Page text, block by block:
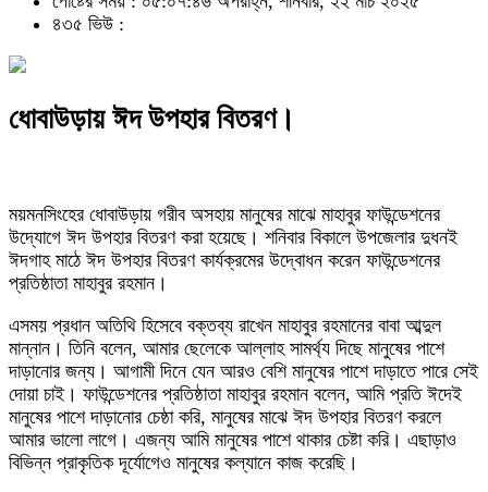
৪৩৫ ভিউ :
ধোবাউড়ায় ঈদ উপহার বিতরণ।
ময়মনসিংহের ধোবাউড়ায় গরীব অসহায় মানুষের মাঝে মাহাবুর ফাউন্ডেশনের
উদ্যোগে ঈদ উপহার বিতরণ করা হয়েছে। শনিবার বিকালে উপজেলার দুধনই
ঈদগাহ মাঠে ঈদ উপহার বিতরণ কার্যক্রমের উদ্বোধন করেন ফাউন্ডেশনের
প্রতিষ্ঠাতা মাহাবুর রহমান।
এসময় প্রধান অতিথি হিসেবে বক্তব্য রাখেন মাহাবুর রহমানের বাবা আব্দুল
মান্নান। তিনি বলেন, আমার ছেলেকে আল্লাহ সামর্থ্য দিছে মানুষের পাশে
দাড়ানোর জন্য। আগামী দিনে যেন আরও বেশি মানুষের পাশে দাড়াতে পারে সেই
দোয়া চাই। ফাউন্ডেশনের প্রতিষ্ঠাতা মাহাবুর রহমান বলেন, আমি প্রতি ঈদেই
মানুষের পাশে দাড়ানোর চেষ্ঠা করি, মানুষের মাঝে ঈদ উপহার বিতরণ করলে
আমার ভালো লাগে। এজন্য আমি মানুষের পাশে থাকার চেষ্টা করি। এছাড়াও
বিভিন্ন প্রাকৃতিক দূর্যোগেও মানুষের কল্যানে কাজ করেছি।